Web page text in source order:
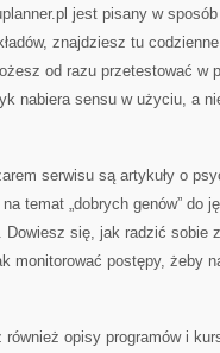
jest pisany w
znajdziesz tu
od razu przetestować w
nabiera sensu w użyciu, a
serwisu są artykuły o
temat „dobrych genów” do
Dowiesz się, jak radzić sobie
monitorować postępy, żeby
również opisy programów i